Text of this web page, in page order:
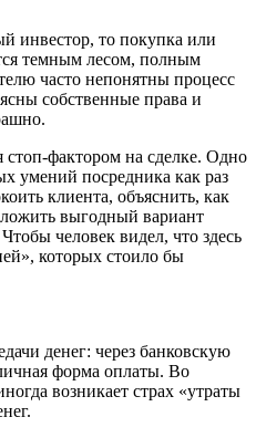
инвестор, то покупка или
темным лесом, полным
часто непонятны процесс
собственные права и
стоп-фактором на сделке. Одно
умений посредника как раз
клиента, объяснить, как
выгодный вариант
человек видел, что здесь
которых стоило бы
денег: через банковскую
форма оплаты. Во
возникает страх «утраты